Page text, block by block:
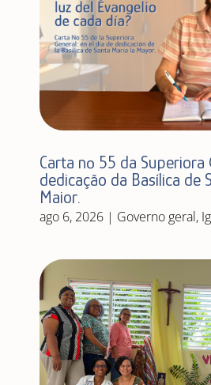
Carta nº 55 da Superiora
dedicação da Basílica de
Maior.
ago 6, 2026| Governo geral,